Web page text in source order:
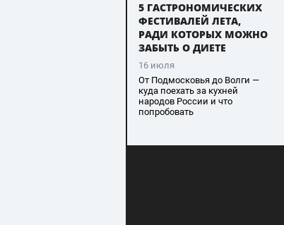
5 ГАСТРОНОМИЧЕСКИХ
ФЕСТИВАЛЕЙ ЛЕТА,
РАДИ КОТОРЫХ МОЖНО
ЗАБЫТЬ О ДИЕТЕ
16 июля
От Подмосковья до Волги —
куда поехать за кухней
народов России и что
попробовать